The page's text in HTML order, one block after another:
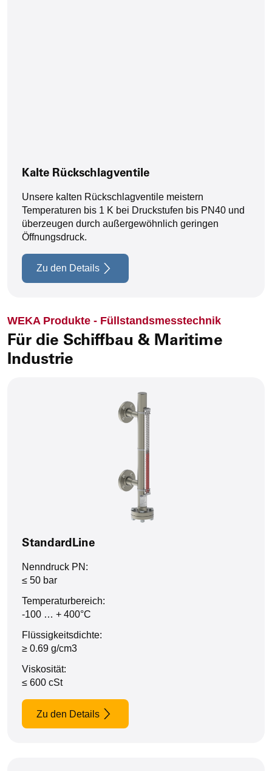
Kalte Rückschlagventile
Unsere kalten Rückschlagventile meistern
Temperaturen bis 1 K bei Druckstufen bis PN40 und
überzeugen durch außergewöhnlich geringen
Öffnungsdruck.
Zu den Details
Für die Schiffbau & Maritime
Industrie
WEKA Produkte - Füllstandsmesstechnik
StandardLine
Nenndruck PN:
≤ 50 bar
Temperaturbereich:
-100 … + 400°C
Flüssigkeitsdichte:
≥ 0.69 g/cm3
Viskosität:
≤ 600 cSt
Zu den Details